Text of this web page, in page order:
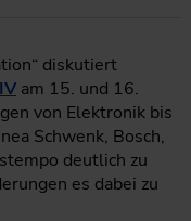
diskutiert
am 15. und 16.
von Elektronik bis
Schwenk, Bosch,
deutlich zu
es dabei zu